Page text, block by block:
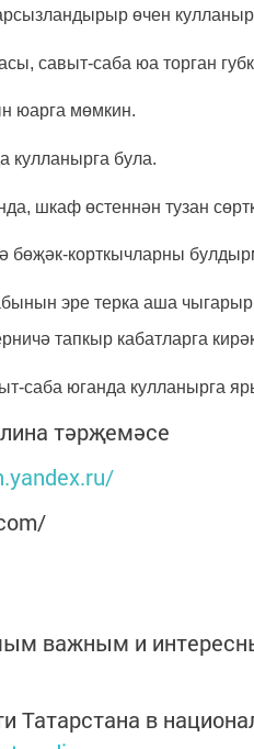
өчен
савыт-саба юа торган
юарга мөмкин.
кулланырга була.
шкаф өстеннән тузан
бөҗәк-корткычларны
эре терка аша
тапкыр кабатларга
саба юганда кулланырга
тәрҗемәсе
важным и
Татарстана в